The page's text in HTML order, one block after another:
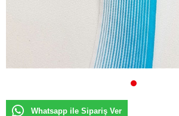
Whatsapp ile Sipariş Ver